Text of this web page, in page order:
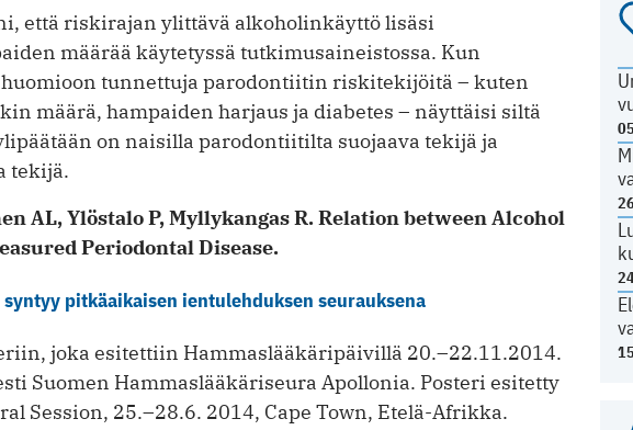
että riskirajan ylittävä alkoholinkäyttö lisäsi
määrää käytetyssä tutkimusaineistossa. Kun
tunnettuja parodontiitin riskitekijöitä – kuten
määrä, hampaiden harjaus ja diabetes – näyttäisi siltä
on naisilla parodontiitilta suojaava tekijä ja
tekijä.
AL, Ylöstalo P, Myllykangas R. Relation between Alcohol
Periodontal Disease.
pitkäaikaisen ientulehduksen seurauksena
joka esitettiin Hammaslääkäripäivillä 20.–22.11.2014.
Suomen Hammaslääkäriseura Apollonia. Posteri esitetty
Session, 25.–28.6. 2014, Cape Town, Etelä-Afrikka.